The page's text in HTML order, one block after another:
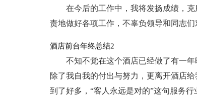
在今后的工作中，我将发扬成绩，
责地做好各项工作，不辜负领导和同志们
酒店前台年终总结2
不知不觉在这个酒店已经做了有一
除了我自我的付出与努力，更离开酒店
到了好多，“客人永远是对的”这句服务